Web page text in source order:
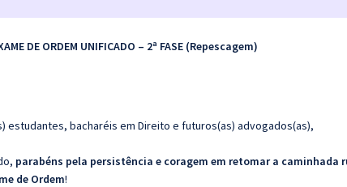
DE ORDEM UNIFICADO – 2ª FASE (Repescagem)
estudantes, bacharéis em Direito e futuros(as) advogados(as),
parabéns pela persistência e coragem em retomar a caminhada
de Ordem!